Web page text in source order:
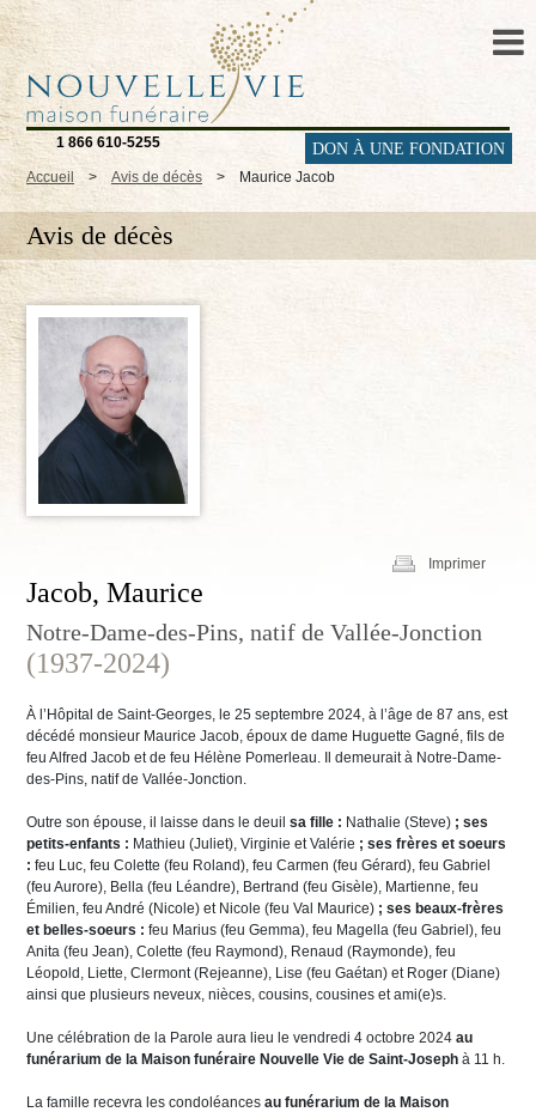
1 866 610-5255 DON À UNE FONDATION
Accueil > Avis de décès > Maurice Jacob
Avis de décès
Imprimer
Jacob, Maurice
Notre-Dame-des-Pins, natif de Vallée-Jonction
(1937-2024)
À l’Hôpital de Saint-Georges, le 25 septembre 2024, à l’âge de 87 ans, est
décédé monsieur Maurice Jacob, époux de dame Huguette Gagné, fils de
feu Alfred Jacob et de feu Hélène Pomerleau. Il demeurait à Notre-Dame-
des-Pins, natif de Vallée-Jonction.
Outre son épouse, il laisse dans le deuil sa fille : Nathalie (Steve) ; ses
petits-enfants : Mathieu (Juliet), Virginie et Valérie ; ses frères et soeurs
: feu Luc, feu Colette (feu Roland), feu Carmen (feu Gérard), feu Gabriel
(feu Aurore), Bella (feu Léandre), Bertrand (feu Gisèle), Martienne, feu
Émilien, feu André (Nicole) et Nicole (feu Val Maurice) ; ses beaux-frères
et belles-soeurs : feu Marius (feu Gemma), feu Magella (feu Gabriel), feu
Anita (feu Jean), Colette (feu Raymond), Renaud (Raymonde), feu
Léopold, Liette, Clermont (Rejeanne), Lise (feu Gaétan) et Roger (Diane)
ainsi que plusieurs neveux, nièces, cousins, cousines et ami(e)s.
Une célébration de la Parole aura lieu le vendredi 4 octobre 2024 au
funérarium de la Maison funéraire Nouvelle Vie de Saint-Joseph à 11 h.
La famille recevra les condoléances au funérarium de la Maison